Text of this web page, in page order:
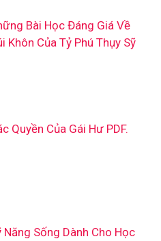
Bài Học Đáng Giá Về
Khôn Của Tỷ Phú Thụy Sỹ
Quyền Của Gái Hư PDF.
Năng Sống Dành Cho Học